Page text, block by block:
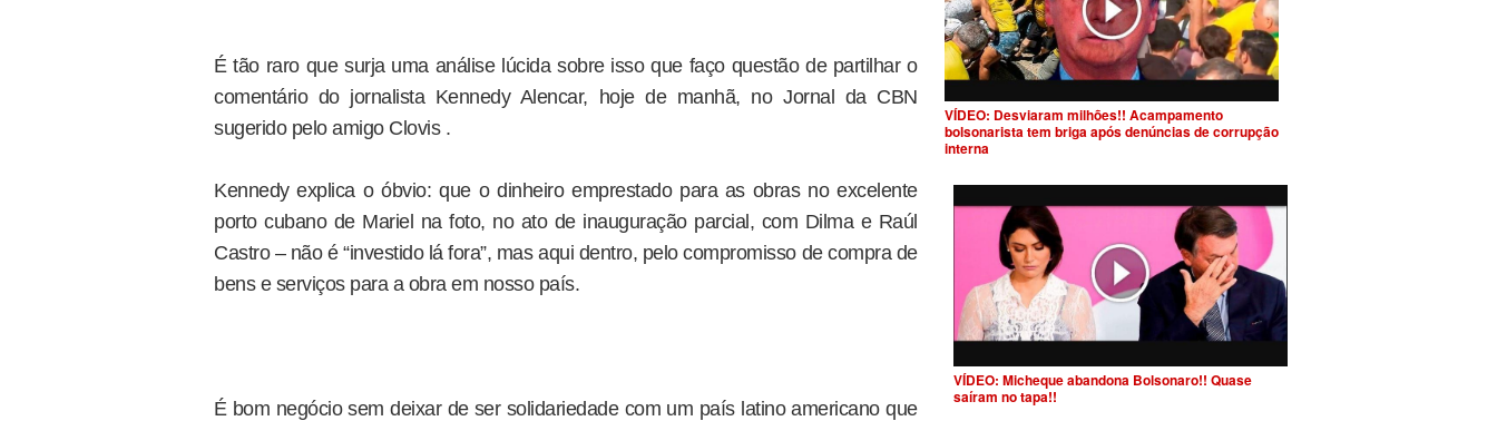
É tão raro que surja uma análise lúcida sobre isso que faço questão de partilhar o
comentário do jornalista Kennedy Alencar, hoje de manhã, no Jornal da CBN
sugerido pelo amigo Clovis .
Kennedy explica o óbvio: que o dinheiro emprestado para as obras no excelente
porto cubano de Mariel na foto, no ato de inauguração parcial, com Dilma e Raúl
Castro – não é “investido lá fora”, mas aqui dentro, pelo compromisso de compra de
bens e serviços para a obra em nosso país.
É bom negócio sem deixar de ser solidariedade com um país latino americano que
VÍDEO: Desviaram milhões!! Acampamento
bolsonarista tem briga após denúncias de corrupção
interna
VÍDEO: Micheque abandona Bolsonaro!! Quase
saíram no tapa!!